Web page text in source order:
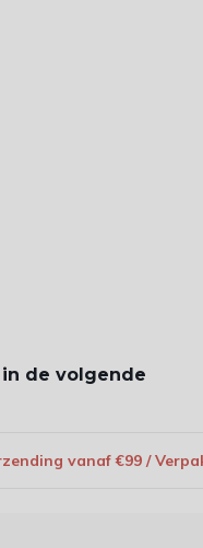
de volgende
vanaf €99 /